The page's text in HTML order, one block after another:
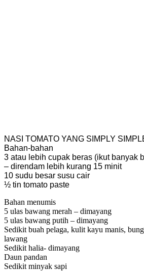
NASI TOMATO YANG SIMPLY
Bahan-bahan
3 atau lebih cupak beras (ikut banyak
– direndam lebih kurang 15 minit
10 sudu besar susu cair
½ tin tomato paste
Bahan menumis
5 ulas bawang merah – dimayang
5 ulas bawang putih – dimayang
Sedikit buah pelaga, kulit kayu manis,
lawang
Sedikit halia- dimayang
Daun pandan
Sedikit minyak sapi